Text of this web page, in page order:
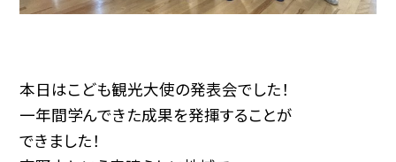
本日はこども観光大使の発表会でした！
一年間学んできた成果を発揮することが
できました！